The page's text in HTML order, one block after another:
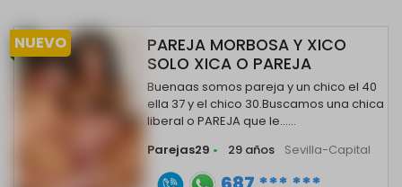
NUEVO
PAREJA MORBOSA Y XICO
SOLO XICA O PAREJA
Buenaas somos pareja y un chico el 40
ella 37 y el chico 30.Buscamos una chica
liberal o PAREJA que le......
Parejas29 • 29 años Sevilla-Capital